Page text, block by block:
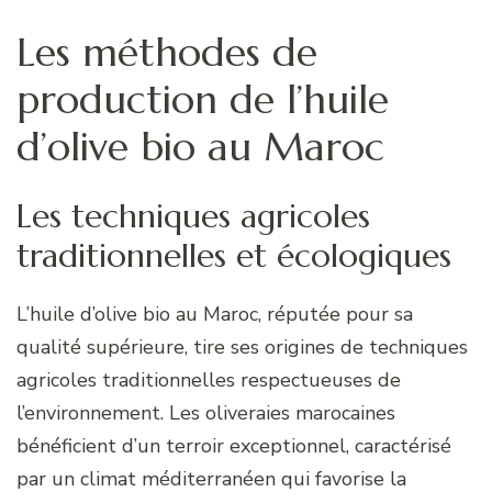
Les méthodes de
production de l’huile
d’olive bio au Maroc
Les techniques agricoles
traditionnelles et écologiques
L’huile d’olive bio au Maroc, réputée pour sa
qualité supérieure, tire ses origines de techniques
agricoles traditionnelles respectueuses de
l’environnement. Les oliveraies marocaines
bénéficient d’un terroir exceptionnel, caractérisé
par un climat méditerranéen qui favorise la